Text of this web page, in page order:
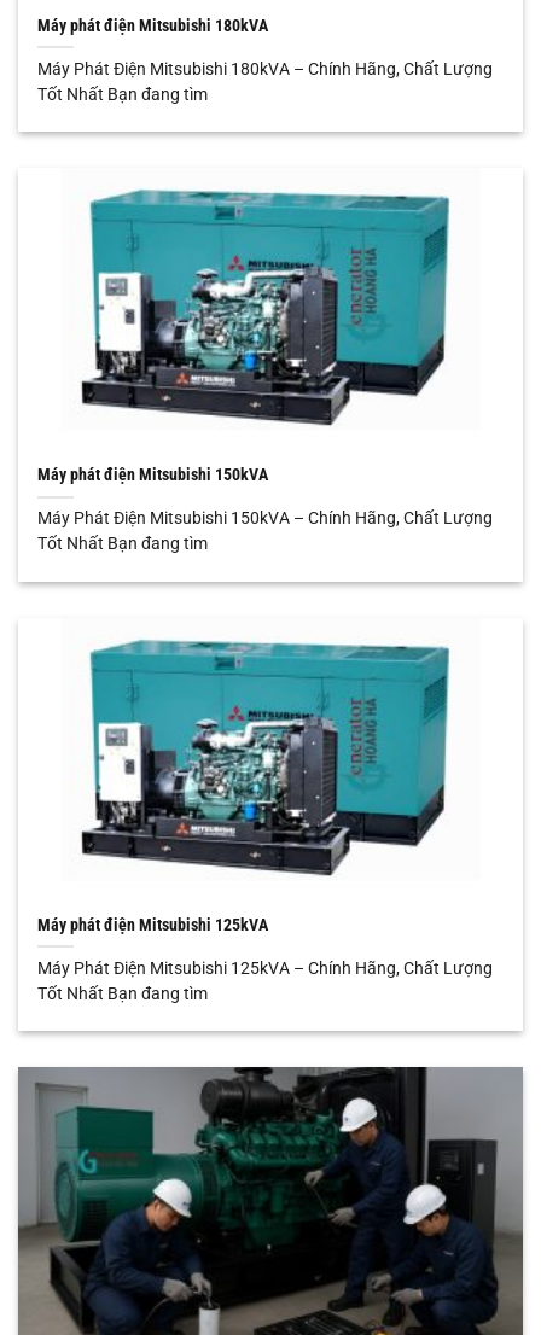
Máy phát điện Mitsubishi 180kVA
Máy Phát Điện Mitsubishi 180kVA – Chính Hãng, Chất Lượng
Tốt Nhất Bạn đang tìm
Máy phát điện Mitsubishi 150kVA
Máy Phát Điện Mitsubishi 150kVA – Chính Hãng, Chất Lượng
Tốt Nhất Bạn đang tìm
Máy phát điện Mitsubishi 125kVA
Máy Phát Điện Mitsubishi 125kVA – Chính Hãng, Chất Lượng
Tốt Nhất Bạn đang tìm